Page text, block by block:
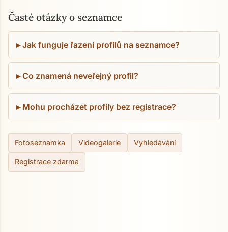
Časté otázky o seznamce
Jak funguje řazení profilů na seznamce?
Co znamená neveřejný profil?
Mohu procházet profily bez registrace?
Fotoseznamka Videogalerie Vyhledávání
Registrace zdarma